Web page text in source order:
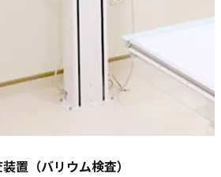
置（バリウム検査）